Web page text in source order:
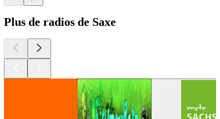
Plus de radios de Saxe